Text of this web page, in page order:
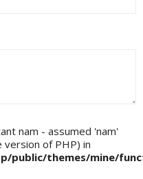
nam - assumed 'nam'
of PHP) in
public/themes/mine/